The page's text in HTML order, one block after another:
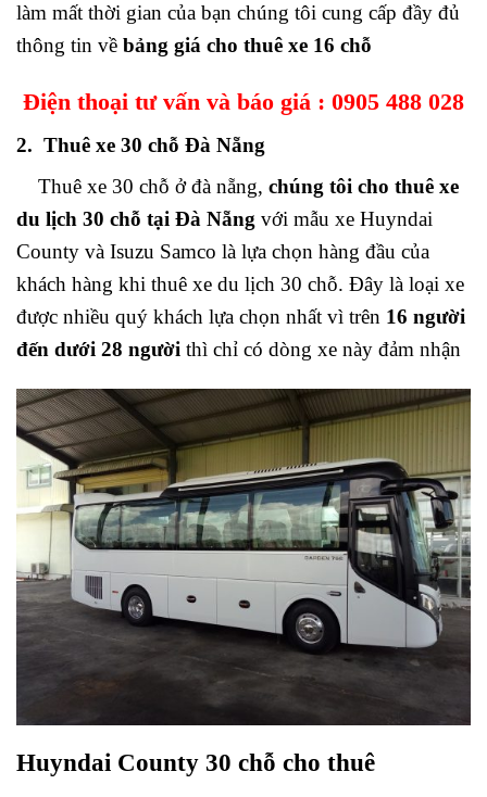
làm mất thời gian của bạn chúng tôi cung cấp đầy đủ
thông tin về bảng giá cho thuê xe 16 chỗ
Điện thoại tư vấn và báo giá : 0905 488 028
2. Thuê xe 30 chỗ Đà Nẵng
Thuê xe 30 chỗ ở đà nẵng, chúng tôi cho thuê xe
du lịch 30 chỗ tại Đà Nẵng với mẫu xe Huyndai
County và Isuzu Samco là lựa chọn hàng đầu của
khách hàng khi thuê xe du lịch 30 chỗ. Đây là loại xe
được nhiều quý khách lựa chọn nhất vì trên 16 người
đến dưới 28 người thì chỉ có dòng xe này đảm nhận
Huyndai County 30 chỗ cho thuê